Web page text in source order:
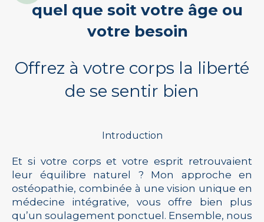
quel que soit votre âge ou
votre besoin
Offrez à votre corps la liberté
de se sentir bien
Introduction
Et si votre corps et votre esprit retrouvaient
leur équilibre naturel ? Mon approche en
ostéopathie, combinée à une vision unique en
médecine intégrative, vous offre bien plus
qu’un soulagement ponctuel. Ensemble, nous